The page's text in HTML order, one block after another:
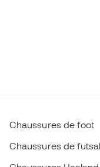
Chaussures de foot
Chaussures de futsal